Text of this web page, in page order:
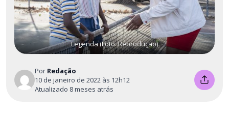
Legenda (Foto: Reprodução)
Por Redação
10 de janeiro de 2022 às 12h12
Atualizado 8 meses atrás